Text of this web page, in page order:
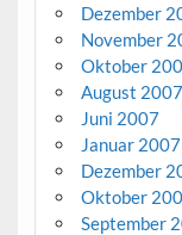
Dezember
November
Oktober
August 2007
Juni 2007
Januar 2007
Dezember
Oktober
September